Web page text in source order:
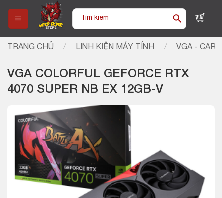
content
Tìm
TRANG CHỦ / LINH KIỆN MÁY TÍNH / VGA -
VGA COLORFUL GEFORCE RTX
4070 SUPER NB EX 12GB-V